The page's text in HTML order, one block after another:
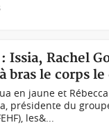
Issia, Rachel
bras le corps
en jaune et
présidente du
les&...